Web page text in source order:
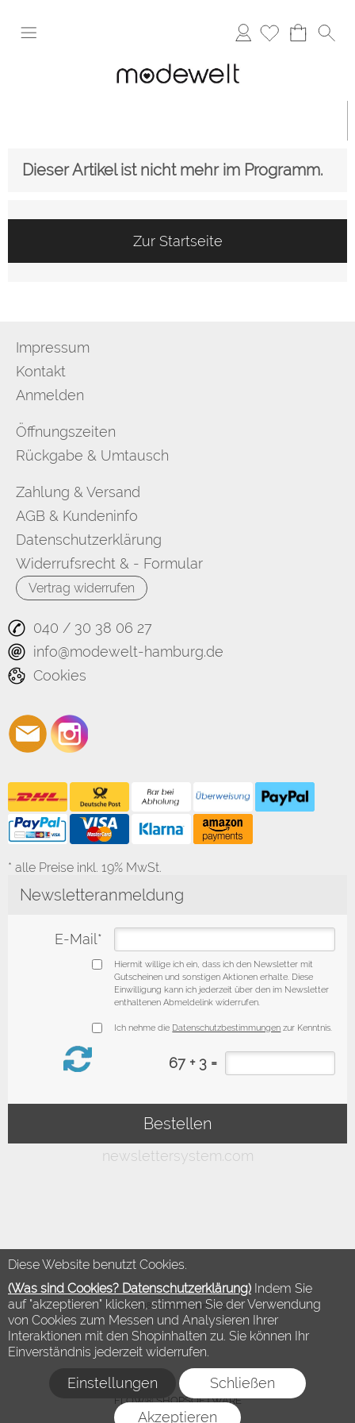
Diese Website benutzt Cookies.
(Was sind Cookies? Datenschutzerklärung) Indem Sie
auf "akzeptieren" klicken, stimmen Sie der Verwendung
von Cookies zum Messen und Analysieren Ihrer
Interaktionen mit den Shopinhalten zu. Sie können Ihr
Einverständnis jederzeit widerrufen.
Einstellungen Schließen
Akzeptieren
Anmelden
Dieser Artikel ist nicht mehr im Programm.
Zur Startseite
Impressum
Kontakt
Anmelden
Öffnungszeiten
Rückgabe & Umtausch
Zahlung & Versand
AGB & Kundeninfo
Datenschutzerklärung
Widerrufsrecht & - Formular
Vertrag widerrufen
040 / 30 38 06 27
info@modewelt-hamburg.de
Cookies
* alle Preise inkl. 19% MwSt.
©2018 Modewelt Hamburg
FLOW® SHOPSOFTWARE